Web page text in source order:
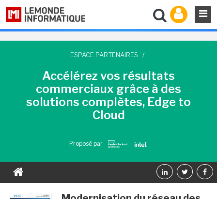
ESPACE PARTENAIRES /
Accélérez vos résultats
commerciaux grâce à des
solutions complètes, Edge to
Cloud
Proposé par